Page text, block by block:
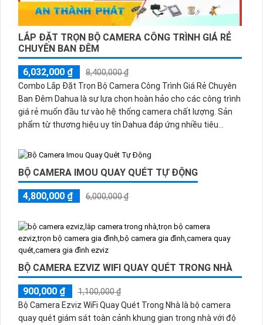
LẮP ĐẶT TRỌN BỘ CAMERA CÔNG TRÌNH GIÁ RẺ
CHUYÊN BAN ĐÊM
6,032,000 ₫
8,400,000 ₫
Combo Lắp Đặt Trọn Bộ Camera Công Trình Giá Rẻ Chuyên
Ban Đêm Dahua là sự lựa chọn hoàn hảo cho các công trình
giá rẻ muốn đầu tư vào hệ thống camera chất lượng. Sản
phẩm từ thương hiệu uy tín Dahua đáp ứng nhiều tiêu
BỘ CAMERA IMOU QUAY QUÉT TỰ ĐỘNG
4,800,000 ₫ 6,000,000 ₫
BỘ CAMERA EZVIZ WIFI QUAY QUÉT TRONG NHÀ
900,000 ₫
1,100,000 ₫
Bộ Camera Ezviz WiFi Quay Quét Trong Nhà là bộ camera
quay quét giám sát toàn cảnh khung gian trong nhà với độ